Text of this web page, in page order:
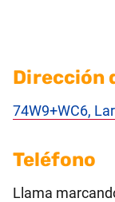
Dirección
74W9+WC6,
Teléfono
Llama